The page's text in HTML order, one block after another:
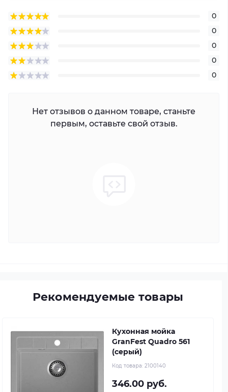
0
0
0
0
0
Нет отзывов о данном товаре, станьте
первым, оставьте свой отзыв.
Рекомендуемые товары
Кухонная мойка
GranFest Quadro 561
(серый)
Код товара: 2100140
346.00 руб.